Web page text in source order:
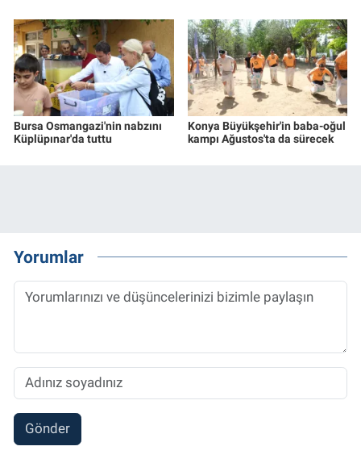
Bursa Osmangazi'nin nabzını
Küplüpınar'da tuttu
Konya Büyükşehir'in baba-oğul
kampı Ağustos'ta da sürecek
Yorumlar
Gönder